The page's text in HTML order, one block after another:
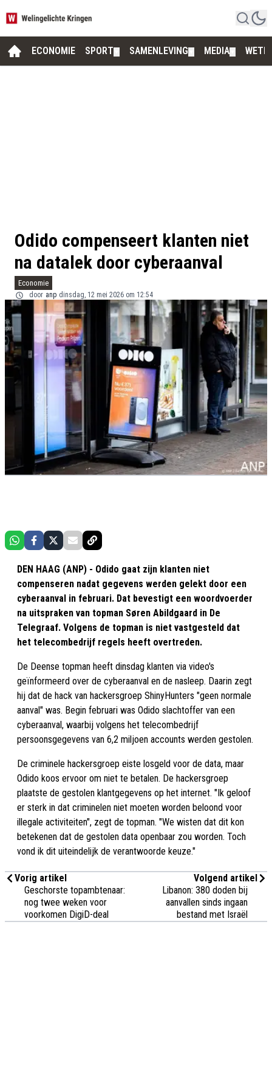
ECONOMIE SPORT SAMENLEVING MEDIA
Odido compenseert klanten niet
na datalek door cyberaanval
Economie
door anp dinsdag, 12 mei 2026 om 12:54
DEN HAAG (ANP) - Odido gaat zijn klanten niet
compenseren nadat gegevens werden gelekt door een
cyberaanval in februari. Dat bevestigt een woordvoerder
na uitspraken van topman Søren Abildgaard in De
Telegraaf. Volgens de topman is niet vastgesteld dat
het telecombedrijf regels heeft overtreden.
De Deense topman heeft dinsdag klanten via video's
geïnformeerd over de cyberaanval en de nasleep. Daarin zegt
hij dat de hack van hackersgroep ShinyHunters "geen normale
aanval" was. Begin februari was Odido slachtoffer van een
cyberaanval, waarbij volgens het telecombedrijf
persoonsgegevens van 6,2 miljoen accounts werden gestolen.
De criminele hackersgroep eiste losgeld voor de data, maar
Odido koos ervoor om niet te betalen. De hackersgroep
plaatste de gestolen klantgegevens op het internet. "Ik geloof
er sterk in dat criminelen niet moeten worden beloond voor
illegale activiteiten", zegt de topman. "We wisten dat dit kon
betekenen dat de gestolen data openbaar zou worden. Toch
vond ik dit uiteindelijk de verantwoorde keuze."
Vorig artikel
Geschorste topambtenaar:
nog twee weken voor
voorkomen DigiD-deal
Volgend artikel
Libanon: 380 doden bij
aanvallen sinds ingaan
bestand met Israël